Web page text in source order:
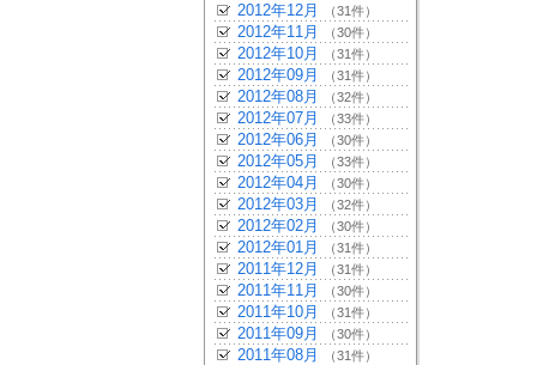
2012年12月 （31件）
2012年11月 （30件）
2012年10月 （31件）
2012年09月 （31件）
2012年08月 （32件）
2012年07月 （33件）
2012年06月 （30件）
2012年05月 （33件）
2012年04月 （30件）
2012年03月 （32件）
2012年02月 （30件）
2012年01月 （31件）
2011年12月 （31件）
2011年11月 （30件）
2011年10月 （31件）
2011年09月 （30件）
2011年08月 （31件）